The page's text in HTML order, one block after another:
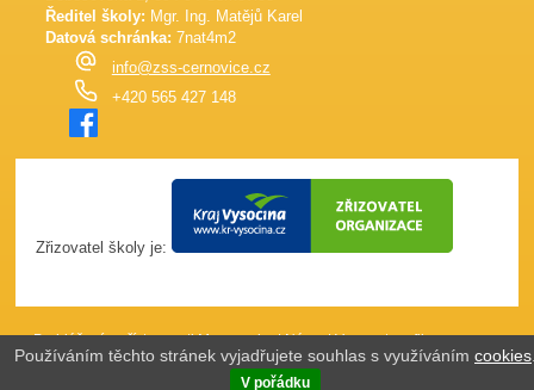
Ředitel školy: Mgr. Ing. Matějů Karel
Datová schránka: 7nat4m2
info@zss-cernovice.cz
+420 565 427 148
Zřizovatel školy je:
Prohlášení o přístupnosti Mapa webu|Názor|Vypnout grafiku
Webové stránky vytvořila společnost just4web.cz s.r.o. (J4W-RS v7.0)
Používáním těchto stránek vyjadřujete souhlas s využíváním cookies
V pořádku